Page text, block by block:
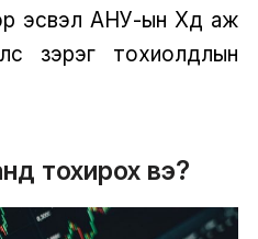
эсвэл АНУ-ын Хөдөө аж
зэрэг тохиолдлын
тохирох вэ?